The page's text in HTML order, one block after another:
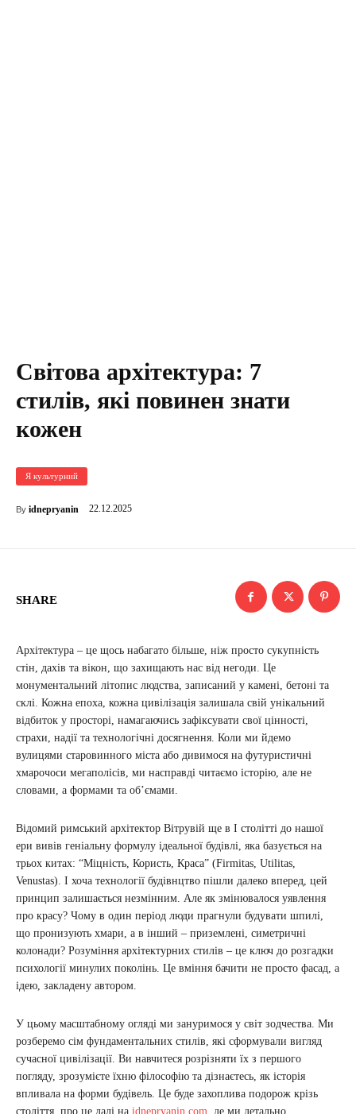
Світова архітектура: 7
стилів, які повинен знати
кожен
Я культурний
By idnepryanin 22.12.2025
SHARE
Архітектура – це щось набагато більше, ніж просто сукупність
стін, дахів та вікон, що захищають нас від негоди. Це
монументальний літопис людства, записаний у камені, бетоні та
склі. Кожна епоха, кожна цивілізація залишала свій унікальний
відбиток у просторі, намагаючись зафіксувати свої цінності,
страхи, надії та технологічні досягнення. Коли ми йдемо
вулицями старовинного міста або дивимося на футуристичні
хмарочоси мегаполісів, ми насправді читаємо історію, але не
словами, а формами та об’ємами.
Відомий римський архітектор Вітрувій ще в I столітті до нашої
ери вивів геніальну формулу ідеальної будівлі, яка базується на
трьох китах: “Міцність, Користь, Краса” (Firmitas, Utilitas,
Venustas). І хоча технології будівнцтво пішли далеко вперед, цей
принцип залишається незмінним. Але як змінювалося уявлення
про красу? Чому в один період люди прагнули будувати шпилі,
що пронизують хмари, а в інший – приземлені, симетричні
колонади? Розуміння архітектурних стилів – це ключ до розгадки
психології минулих поколінь. Це вміння бачити не просто фасад, а
ідею, закладену автором.
У цьому масштабному огляді ми зануримося у світ зодчества. Ми
розберемо сім фундаментальних стилів, які сформували вигляд
сучасної цивілізації. Ви навчитеся розрізняти їх з першого
погляду, зрозумієте їхню філософію та дізнаєтесь, як історія
впливала на форми будівель. Це буде захоплива подорож крізь
століття, про це далі на idnepryanin.com, де ми детально